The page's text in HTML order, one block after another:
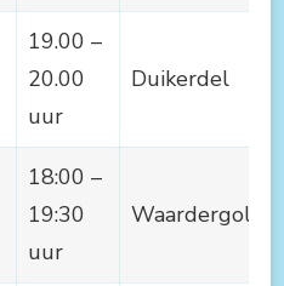
19.00 –
20.00
uur
Duikerdel
18:00 –
19:30
uur
Waardergolf